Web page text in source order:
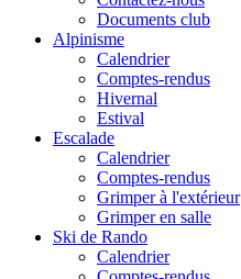
Documents club
Alpinisme
Calendrier
Comptes-rendus
Hivernal
Estival
Escalade
Calendrier
Comptes-rendus
Grimper à l'extérieur
Grimper en salle
Ski de Rando
Calendrier